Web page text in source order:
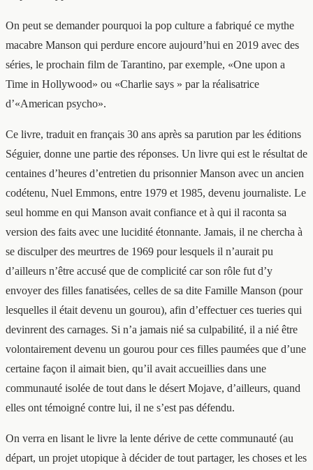
On peut se demander pourquoi la pop culture a fabriqué ce mythe
macabre Manson qui perdure encore aujourd’hui en 2019 avec des
séries, le prochain film de Tarantino, par exemple, «One upon a
Time in Hollywood» ou «Charlie says » par la réalisatrice
d’«American psycho».
Ce livre, traduit en français 30 ans après sa parution par les éditions
Séguier, donne une partie des réponses. Un livre qui est le résultat de
centaines d’heures d’entretien du prisonnier Manson avec un ancien
codétenu, Nuel Emmons, entre 1979 et 1985, devenu journaliste. Le
seul homme en qui Manson avait confiance et à qui il raconta sa
version des faits avec une lucidité étonnante. Jamais, il ne chercha à
se disculper des meurtres de 1969 pour lesquels il n’aurait pu
d’ailleurs n’être accusé que de complicité car son rôle fut d’y
envoyer des filles fanatisées, celles de sa dite Famille Manson (pour
lesquelles il était devenu un gourou), afin d’effectuer ces tueries qui
devinrent des carnages. Si n’a jamais nié sa culpabilité, il a nié être
volontairement devenu un gourou pour ces filles paumées que d’une
certaine façon il aimait bien, qu’il avait accueillies dans une
communauté isolée de tout dans le désert Mojave, d’ailleurs, quand
elles ont témoigné contre lui, il ne s’est pas défendu.
On verra en lisant le livre la lente dérive de cette communauté (au
départ, un projet utopique à décider de tout partager, les choses et les